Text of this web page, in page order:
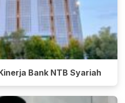
Bank NTB Syariah